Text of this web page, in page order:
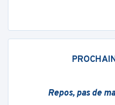
Repos, pas de